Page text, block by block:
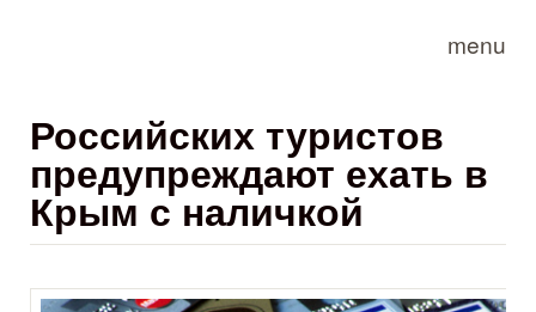
menu
Российских туристов
предупреждают ехать в
Крым с наличкой